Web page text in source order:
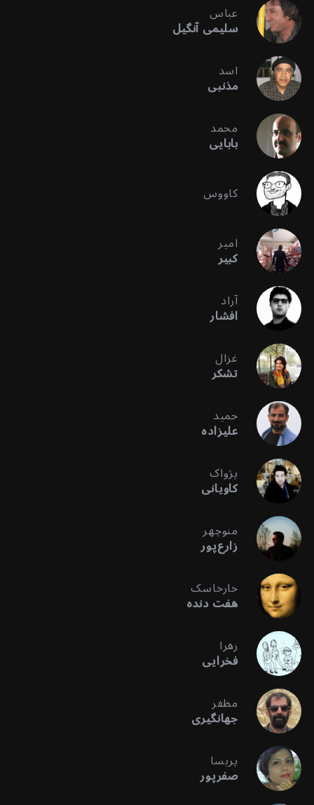
عباس
سلیمی آنگیل
اسد
مذنبی
محمد
بابایی
کاووس
امیر
کبیر
آراد
افشار
غزال
تشکر
حمید
علیزاده
پژواک
کاویانی
منوچهر
زارع‌پور
خارخاسک
هفت دنده
زهرا
فخرایی
مظفر
جهانگیری
پریسا
صفرپور